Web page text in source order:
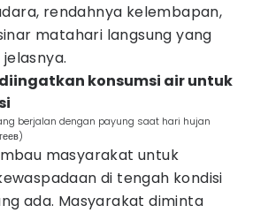
rendahnya kelembapan,
matahari langsung yang
konsumsi air untuk
berjalan dengan payung saat hari hujan
masyarakat untuk
di tengah kondisi
ada. Masyarakat diminta